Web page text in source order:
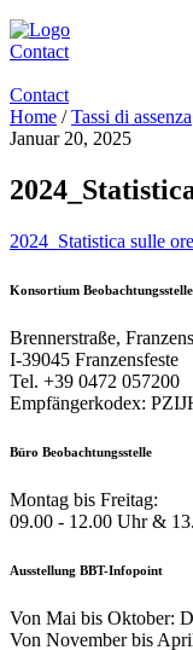
Contact
Contact
Home /Tassi di assenza
Januar 20, 2025
2024_Statistica sulle
Konsortium Beobachtungsstelle
Brennerstraße,
I-39045 Franzensfeste
Tel. +39 0472 057200
Empfängerkodex:
Büro Beobachtungsstelle
Montag bis Freitag:
09.00 - 12.00 Uhr &
Ausstellung BBT-Infopoint
Von Mai bis Oktober:
Von November bis